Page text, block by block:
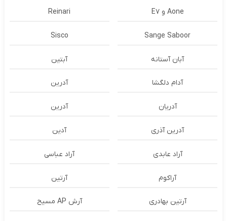
Aone و E7 Reinari
Sange Saboor
Sisco
آبان آستانه آبتین
آدام دلگشا آدرين
آدریان آدرین
آدرین آذری آدین
آراد عابدی آراد عباسی
آراکوم آرتین
آرتین بهادری آرش AP مسیح